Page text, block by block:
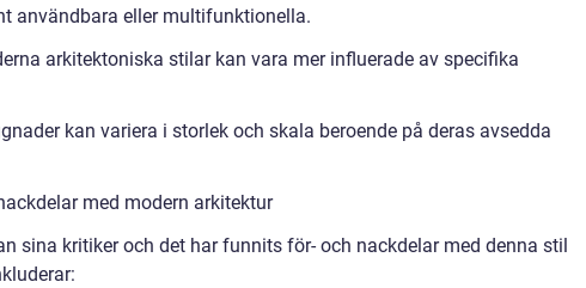
användbara eller multifunktionella.
arkitektoniska stilar kan vara mer influerade av specifika
kan variera i storlek och skala beroende på deras avsedda
med modern arkitektur
sina kritiker och det har funnits för- och nackdelar med denna stil